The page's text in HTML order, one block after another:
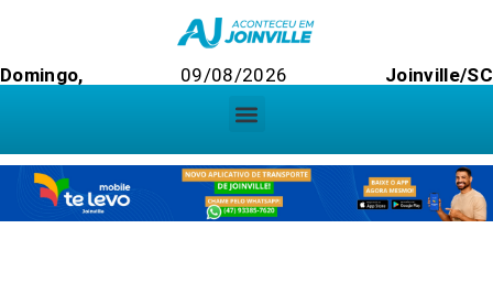
Domingo, 09/08/2026 Joinville/SC